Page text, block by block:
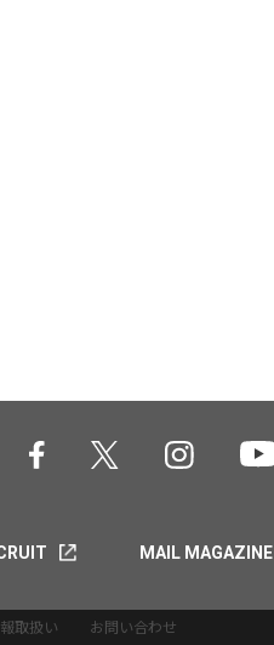
MAIL MAGAZINE
取扱い お問い合わせ